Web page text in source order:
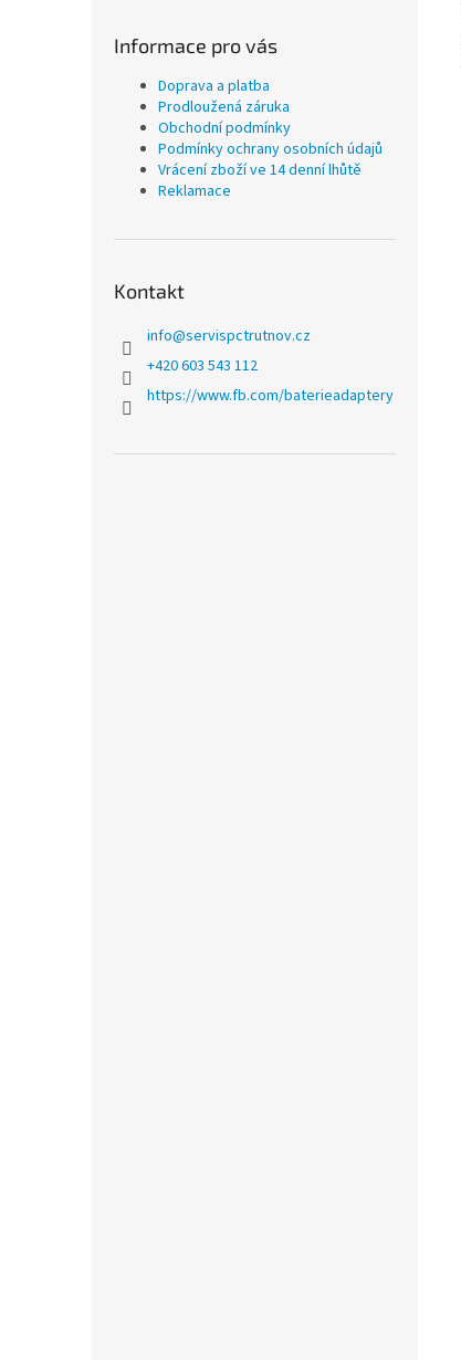
Informace pro vás
Doprava a platba
Prodloužená záruka
Obchodní podmínky
Podmínky ochrany osobních údajů
Vrácení zboží ve 14 denní lhůtě
Reklamace
Kontakt
info@servispctrutnov.cz
+420 603 543 112
https://www.fb.com/baterieadaptery